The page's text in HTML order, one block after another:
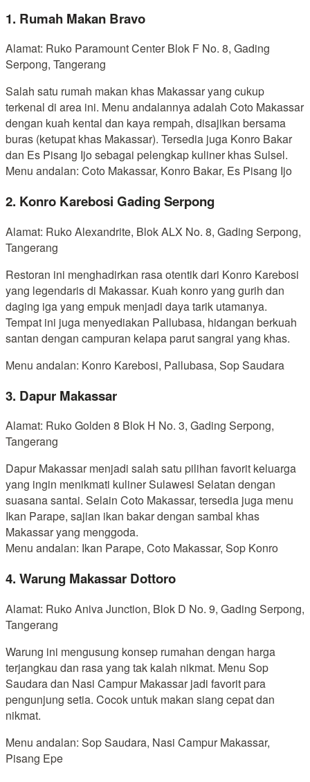
1. Rumah Makan Bravo
Alamat: Ruko Paramount Center Blok F No. 8, Gading
Serpong, Tangerang
Salah satu rumah makan khas Makassar yang cukup
terkenal di area ini. Menu andalannya adalah Coto Makassar
dengan kuah kental dan kaya rempah, disajikan bersama
buras (ketupat khas Makassar). Tersedia juga Konro Bakar
dan Es Pisang Ijo sebagai pelengkap kuliner khas Sulsel.
Menu andalan: Coto Makassar, Konro Bakar, Es Pisang Ijo
2. Konro Karebosi Gading Serpong
Alamat: Ruko Alexandrite, Blok ALX No. 8, Gading Serpong,
Tangerang
Restoran ini menghadirkan rasa otentik dari Konro Karebosi
yang legendaris di Makassar. Kuah konro yang gurih dan
daging iga yang empuk menjadi daya tarik utamanya.
Tempat ini juga menyediakan Pallubasa, hidangan berkuah
santan dengan campuran kelapa parut sangrai yang khas.
Menu andalan: Konro Karebosi, Pallubasa, Sop Saudara
3. Dapur Makassar
Alamat: Ruko Golden 8 Blok H No. 3, Gading Serpong,
Tangerang
Dapur Makassar menjadi salah satu pilihan favorit keluarga
yang ingin menikmati kuliner Sulawesi Selatan dengan
suasana santai. Selain Coto Makassar, tersedia juga menu
Ikan Parape, sajian ikan bakar dengan sambal khas
Makassar yang menggoda.
Menu andalan: Ikan Parape, Coto Makassar, Sop Konro
4. Warung Makassar Dottoro
Alamat: Ruko Aniva Junction, Blok D No. 9, Gading Serpong,
Tangerang
Warung ini mengusung konsep rumahan dengan harga
terjangkau dan rasa yang tak kalah nikmat. Menu Sop
Saudara dan Nasi Campur Makassar jadi favorit para
pengunjung setia. Cocok untuk makan siang cepat dan
nikmat.
Menu andalan: Sop Saudara, Nasi Campur Makassar,
Pisang Epe